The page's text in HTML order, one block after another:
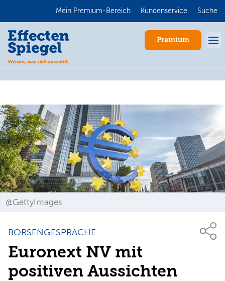
Mein Premium-Bereich Kundenservice Suche
Premium
@GettyImages
BÖRSENGESPRÄCHE
Euronext NV mit
positiven Aussichten
Anmelden